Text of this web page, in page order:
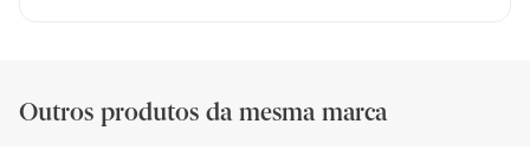
Outros produtos da mesma marca